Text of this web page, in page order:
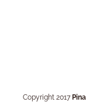
Copyright 2017